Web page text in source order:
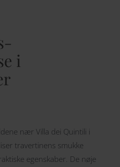
i
nær Villa dei Quintili i
travertinens smukke
egenskaber. De nøje